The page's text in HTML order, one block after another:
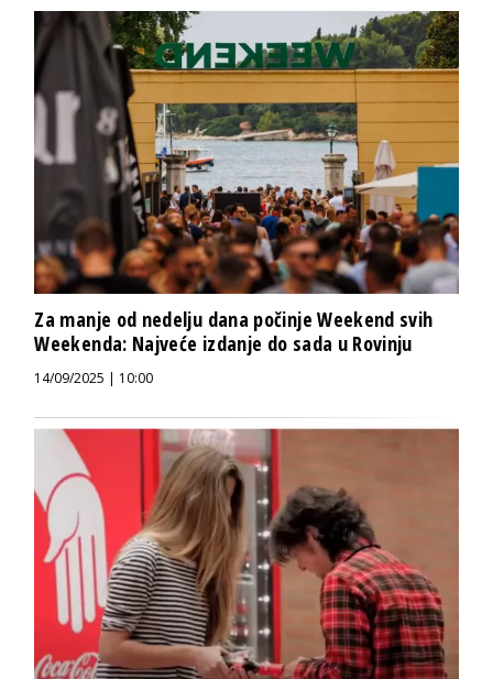
Za manje od nedelju dana počinje Weekend svih
Weekenda: Najveće izdanje do sada u Rovinju
14/09/2025 | 10:00